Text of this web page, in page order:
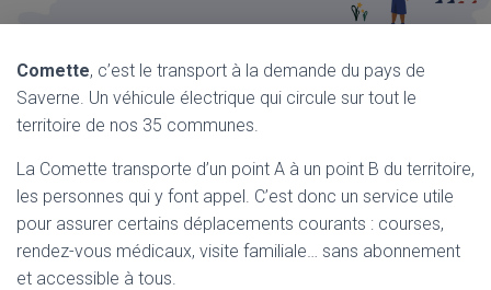
Comette, c’est le transport à la demande du pays de
Saverne. Un véhicule électrique qui circule sur tout le
territoire de nos 35 communes.
La Comette transporte d’un point A à un point B du territoire,
les personnes qui y font appel. C’est donc un service utile
pour assurer certains déplacements courants : courses,
rendez-vous médicaux, visite familiale… sans abonnement
et accessible à tous.